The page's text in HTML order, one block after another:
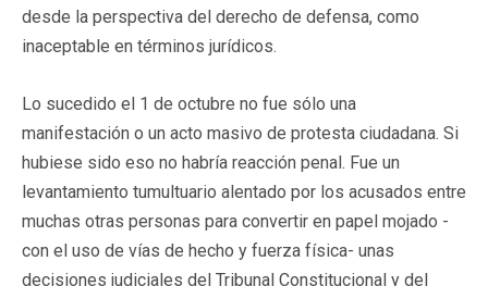
desde la perspectiva del derecho de defensa, como
inaceptable en términos jurídicos.
Lo sucedido el 1 de octubre no fue sólo una
manifestación o un acto masivo de protesta ciudadana. Si
hubiese sido eso no habría reacción penal. Fue un
levantamiento tumultuario alentado por los acusados entre
muchas otras personas para convertir en papel mojado -
con el uso de vías de hecho y fuerza física- unas
decisiones judiciales del Tribunal Constitucional y del